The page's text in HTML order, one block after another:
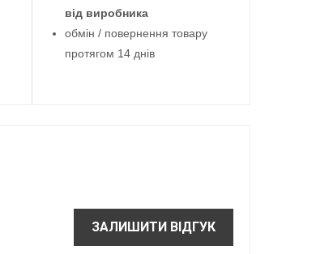
від виробника
обмін / повернення товару
протягом 14 днів
ЗАЛИШИТИ ВІДГУК